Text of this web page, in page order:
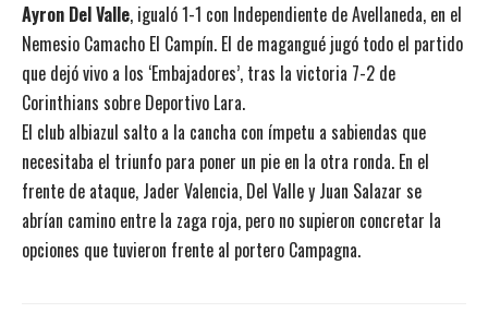
Ayron Del Valle, igualó 1-1 con Independiente de Avellaneda, en el
Nemesio Camacho El Campín. El de magangué jugó todo el partido
que dejó vivo a los ‘Embajadores’, tras la victoria 7-2 de
Corinthians sobre Deportivo Lara.
El club albiazul salto a la cancha con ímpetu a sabiendas que
necesitaba el triunfo para poner un pie en la otra ronda. En el
frente de ataque, Jader Valencia, Del Valle y Juan Salazar se
abrían camino entre la zaga roja, pero no supieron concretar la
opciones que tuvieron frente al portero Campagna.